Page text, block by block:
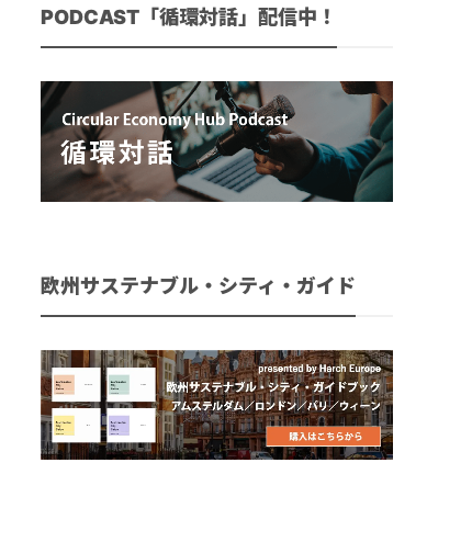
PODCAST「循環対話」配信中！
欧州サステナブル・シティ・ガイド